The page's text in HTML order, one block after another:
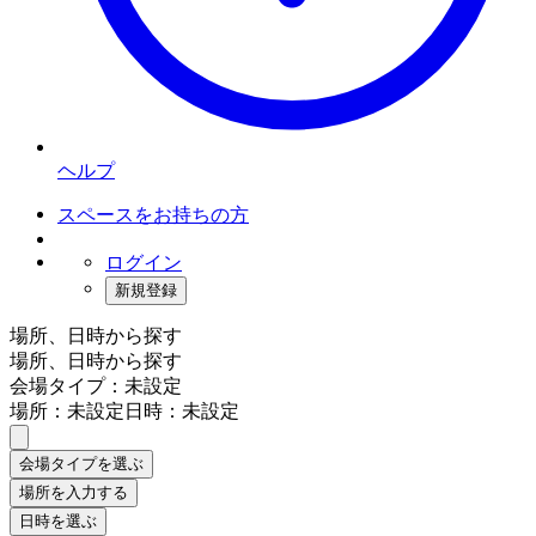
ヘルプ
スペースをお持ちの方
ログイン
新規登録
場所、日時から探す
場所、日時から探す
会場タイプ：未設定
場所：未設定日時：未設定
会場タイプを選ぶ
場所を入力する
日時を選ぶ